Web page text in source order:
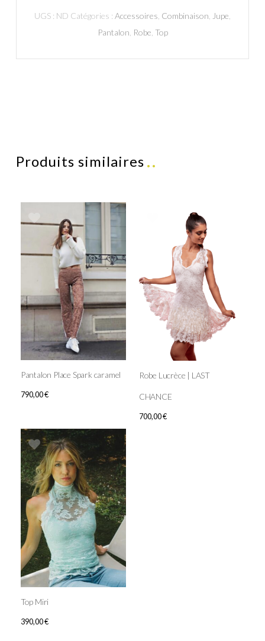
UGS : ND Catégories : Accessoires Combinaison Jupe
Pantalon Robe Top
Produits similaires
Pantalon Place Spark caramel
790,00€
Robe Lucrèce | LAST
CHANCE
700,00€
Top Miri
390,00€